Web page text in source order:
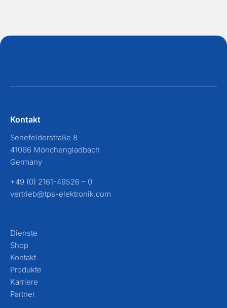
Kontakt
Senefelderstraße 8
41066 Mönchengladbach
Germany
+49 (0) 2161-49526 – 0
vertrieb@tps-elektronik.com
Dienste
Shop
Kontakt
Produkte
Karriere
Partner